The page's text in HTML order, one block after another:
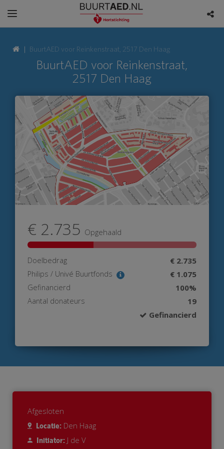
BuurtAED voor Reinkenstraat, 2517 Den Haag
BuurtAED voor Reinkenstraat,
2517 Den Haag
€ 2.735 Opgehaald
Doelbedrag € 2.735
Philips / Univé Buurtfonds € 1.075
Gefinancierd 100%
Aantal donateurs
19
Gefinancierd
Afgesloten
Locatie: Den Haag
Initiator: J de V